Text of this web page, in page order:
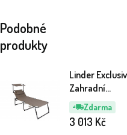
Podobné
produkty
Zdarma
Linder Exclusiv
Zahradní
lehátko XXL se
stříškou
Taupe
3 013 Kč